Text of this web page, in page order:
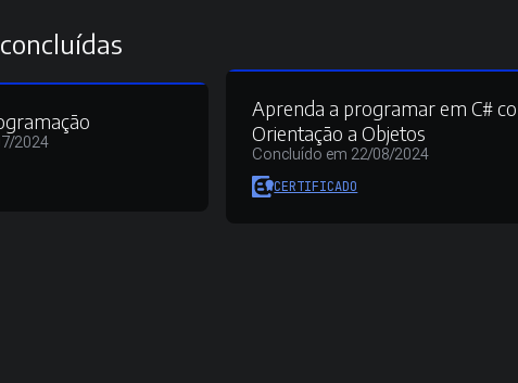
2024
Aprenda a programar em C#
Orientação a Objetos
Concluído em 22/08/2024
CERTIFICADO